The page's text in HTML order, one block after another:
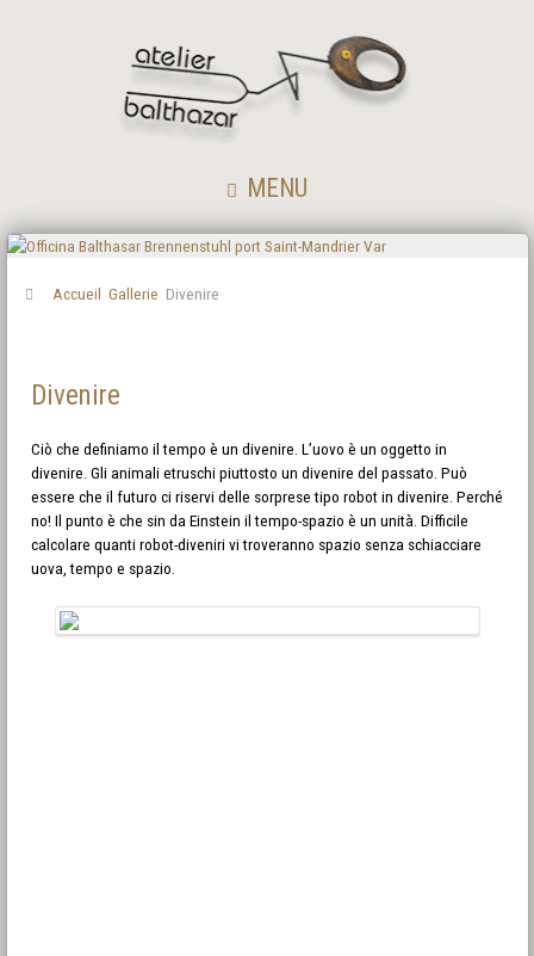
MENU
Accueil Gallerie Divenire
Divenire
Ciò che definiamo il tempo è un divenire. L’uovo è un oggetto in
divenire. Gli animali etruschi piuttosto un divenire del passato. Può
essere che il futuro ci riservi delle sorprese tipo robot in divenire. Perché
no! Il punto è che sin da Einstein il tempo-spazio è un unità. Difficile
calcolare quanti robot-diveniri vi troveranno spazio senza schiacciare
uova, tempo e spazio.